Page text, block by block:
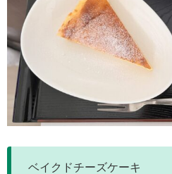
ベイクドチーズケーキ